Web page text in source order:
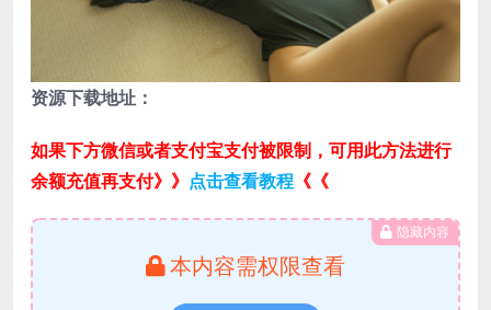
资源下载地址：
如果下方微信或者支付宝支付被限制，可用此方法进行
余额充值再支付》》 点击查看教程 《《
隐藏内容
本内容需权限查看